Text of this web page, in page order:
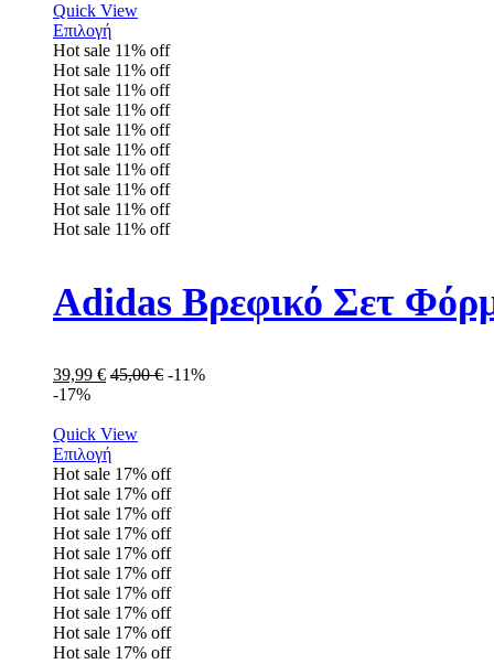
Quick View
Επιλογή
Hot sale 11% off
Hot sale 11% off
Hot sale 11% off
Hot sale 11% off
Hot sale 11% off
Hot sale 11% off
Hot sale 11% off
Hot sale 11% off
Hot sale 11% off
Hot sale 11% off
Adidas Βρεφικό Σετ
39,99 € 45,00€ -11%
-17%
Quick View
Επιλογή
Hot sale 17% off
Hot sale 17% off
Hot sale 17% off
Hot sale 17% off
Hot sale 17% off
Hot sale 17% off
Hot sale 17% off
Hot sale 17% off
Hot sale 17% off
Hot sale 17% off